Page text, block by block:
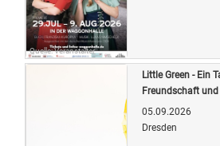
Quelle: Veranstalter
Little Green - Ein
Freundschaft
05.09.2026
Dresden